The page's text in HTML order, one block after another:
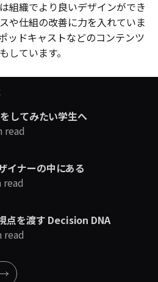
組織でより良いデザインができ
や仕組の改善に力を入れていま
ッドキャストなどのコンテンツ
しています。
してみたい学生へ
read
イナーの中にある
read
点を渡す Decision DNA
read
→